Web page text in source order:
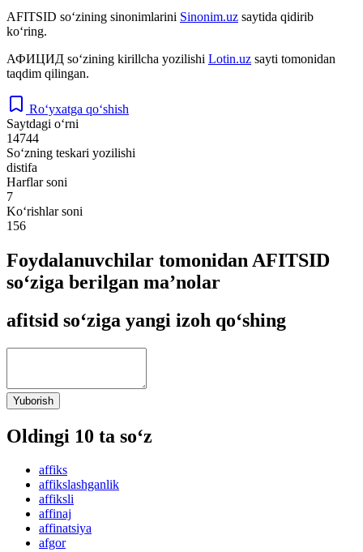
AFITSID so‘zining sinonimlarini Sinonim.uz saytida qidirib
ko‘ring.
АФИЦИД so‘zining kirillcha yozilishi Lotin.uz sayti tomonidan
taqdim qilingan.
Ro‘yxatga qo‘shish
Saytdagi o‘rni
14744
So‘zning teskari yozilishi
distifa
Harflar soni
7
Ko‘rishlar soni
156
Foydalanuvchilar tomonidan AFITSID
so‘ziga berilgan ma’nolar
afitsid so‘ziga yangi izoh qo‘shing
Yuborish
Oldingi 10 ta so‘z
affiks
affikslashganlik
affiksli
affinaj
affinatsiya
afgor